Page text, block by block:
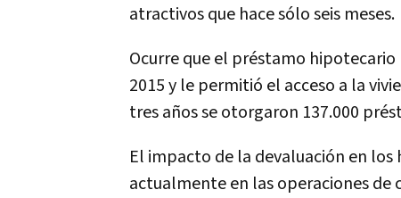
atractivos que hace sólo seis meses.
Ocurre que el préstamo
2015 y le permitió el acceso a la
tres años se otorgaron 137.000
El impacto de la devaluación en
actualmente en las operaciones de